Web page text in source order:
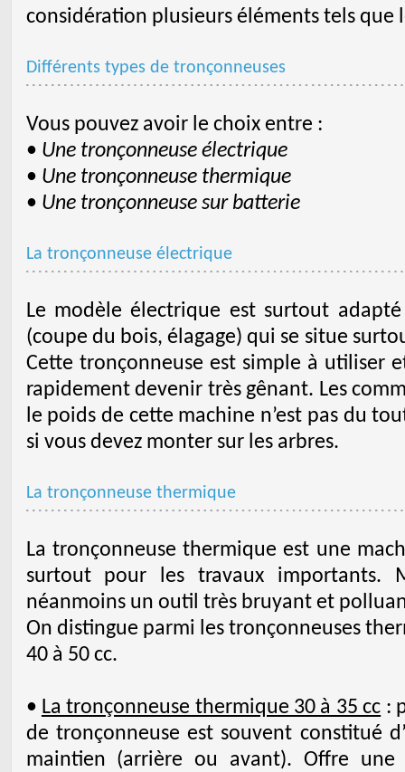
considération plusieurs éléments tels que
Différents types de tronçonneuses
Vous pouvez avoir le choix entre :
• Une tronçonneuse électrique
• Une tronçonneuse thermique
• Une tronçonneuse sur batterie
La tronçonneuse électrique
Le modèle électrique est surtout
(coupe du bois, élagage) qui se situe
Cette tronçonneuse est simple à utiliser
rapidement devenir très gênant. Les
le poids de cette machine n’est pas du
si vous devez monter sur les arbres.
La tronçonneuse thermique
La tronçonneuse thermique est une
surtout pour les travaux importants.
néanmoins un outil très bruyant et
On distingue parmi les tronçonneuses
40 à 50 cc.
• La tronçonneuse thermique 30 à 35 cc :
de tronçonneuse est souvent constitué
maintien (arrière ou avant). Offre